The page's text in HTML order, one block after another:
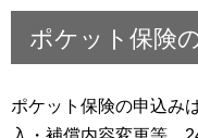
ポケット保険
ポケット保険の申込み